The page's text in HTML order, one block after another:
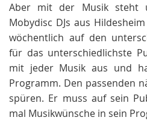
Aber mit der Musik steht
Mobydisc DJs aus
wöchentlich auf den
für das unterschiedlichste
mit jeder Musik aus und
Programm. Den passenden
spüren. Er muss auf sein
mal Musikwünsche in sein